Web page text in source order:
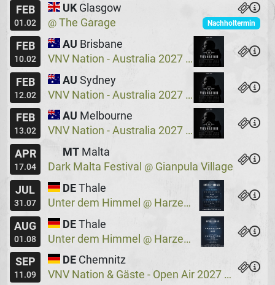
FEB
01.02
UK Glasgow
@ The Garage Nachholtermin
FEB
10.02
AU Brisbane
VNV Nation - Australia 2027
@ Crowbar
FEB
12.02
AU Sydney
VNV Nation - Australia 2027
@ Crowbar
FEB
13.02
AU Melbourne
VNV Nation - Australia 2027
@ Max Watts
APR
17.04
MT Malta
Dark Malta Festival @ Gianpula Village
JUL
31.07
DE Thale
Unter dem Himmel @ Harzer Bergtheater
AUG
01.08
DE Thale
Unter dem Himmel @ Harzer Bergtheater
SEP
11.09
DE Chemnitz
VNV Nation & Gäste - Open Air 2027
@